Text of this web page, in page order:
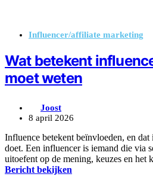
Influencer/affiliate marketing
Wat betekent
moet weten
Joost
8 april 2026
Influence betekent beïnvloeden, en
doet. Een influencer is iemand die via
uitoefent op de mening, keuzes en
Bericht bekijken